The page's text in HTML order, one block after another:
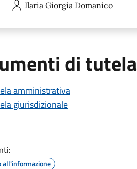
Ilaria Giorgia Domanico
di tutela
amministrativa
giurisdizionale
all'informazione